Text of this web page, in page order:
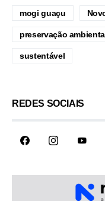
mogi guaçu
preservação
sustentável
REDES SOCIAIS